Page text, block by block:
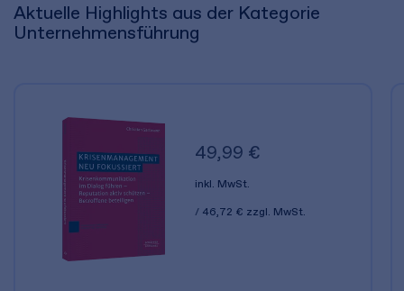
Aktuelle Highlights aus der Kategorie
Unternehmensführung
49,99 €
inkl. MwSt.
46,72 € zzgl. MwSt.